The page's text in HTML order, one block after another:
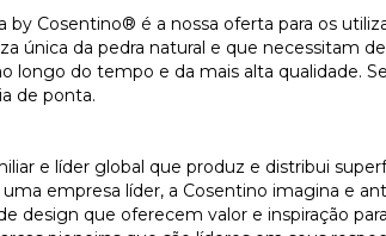
by Cosentino® é a nossa oferta para os
única da pedra natural e que necessitam
longo do tempo e da mais alta qualidade.
de ponta.
e líder global que produz e distribui
empresa líder, a Cosentino imagina e
design que oferecem valor e inspiração